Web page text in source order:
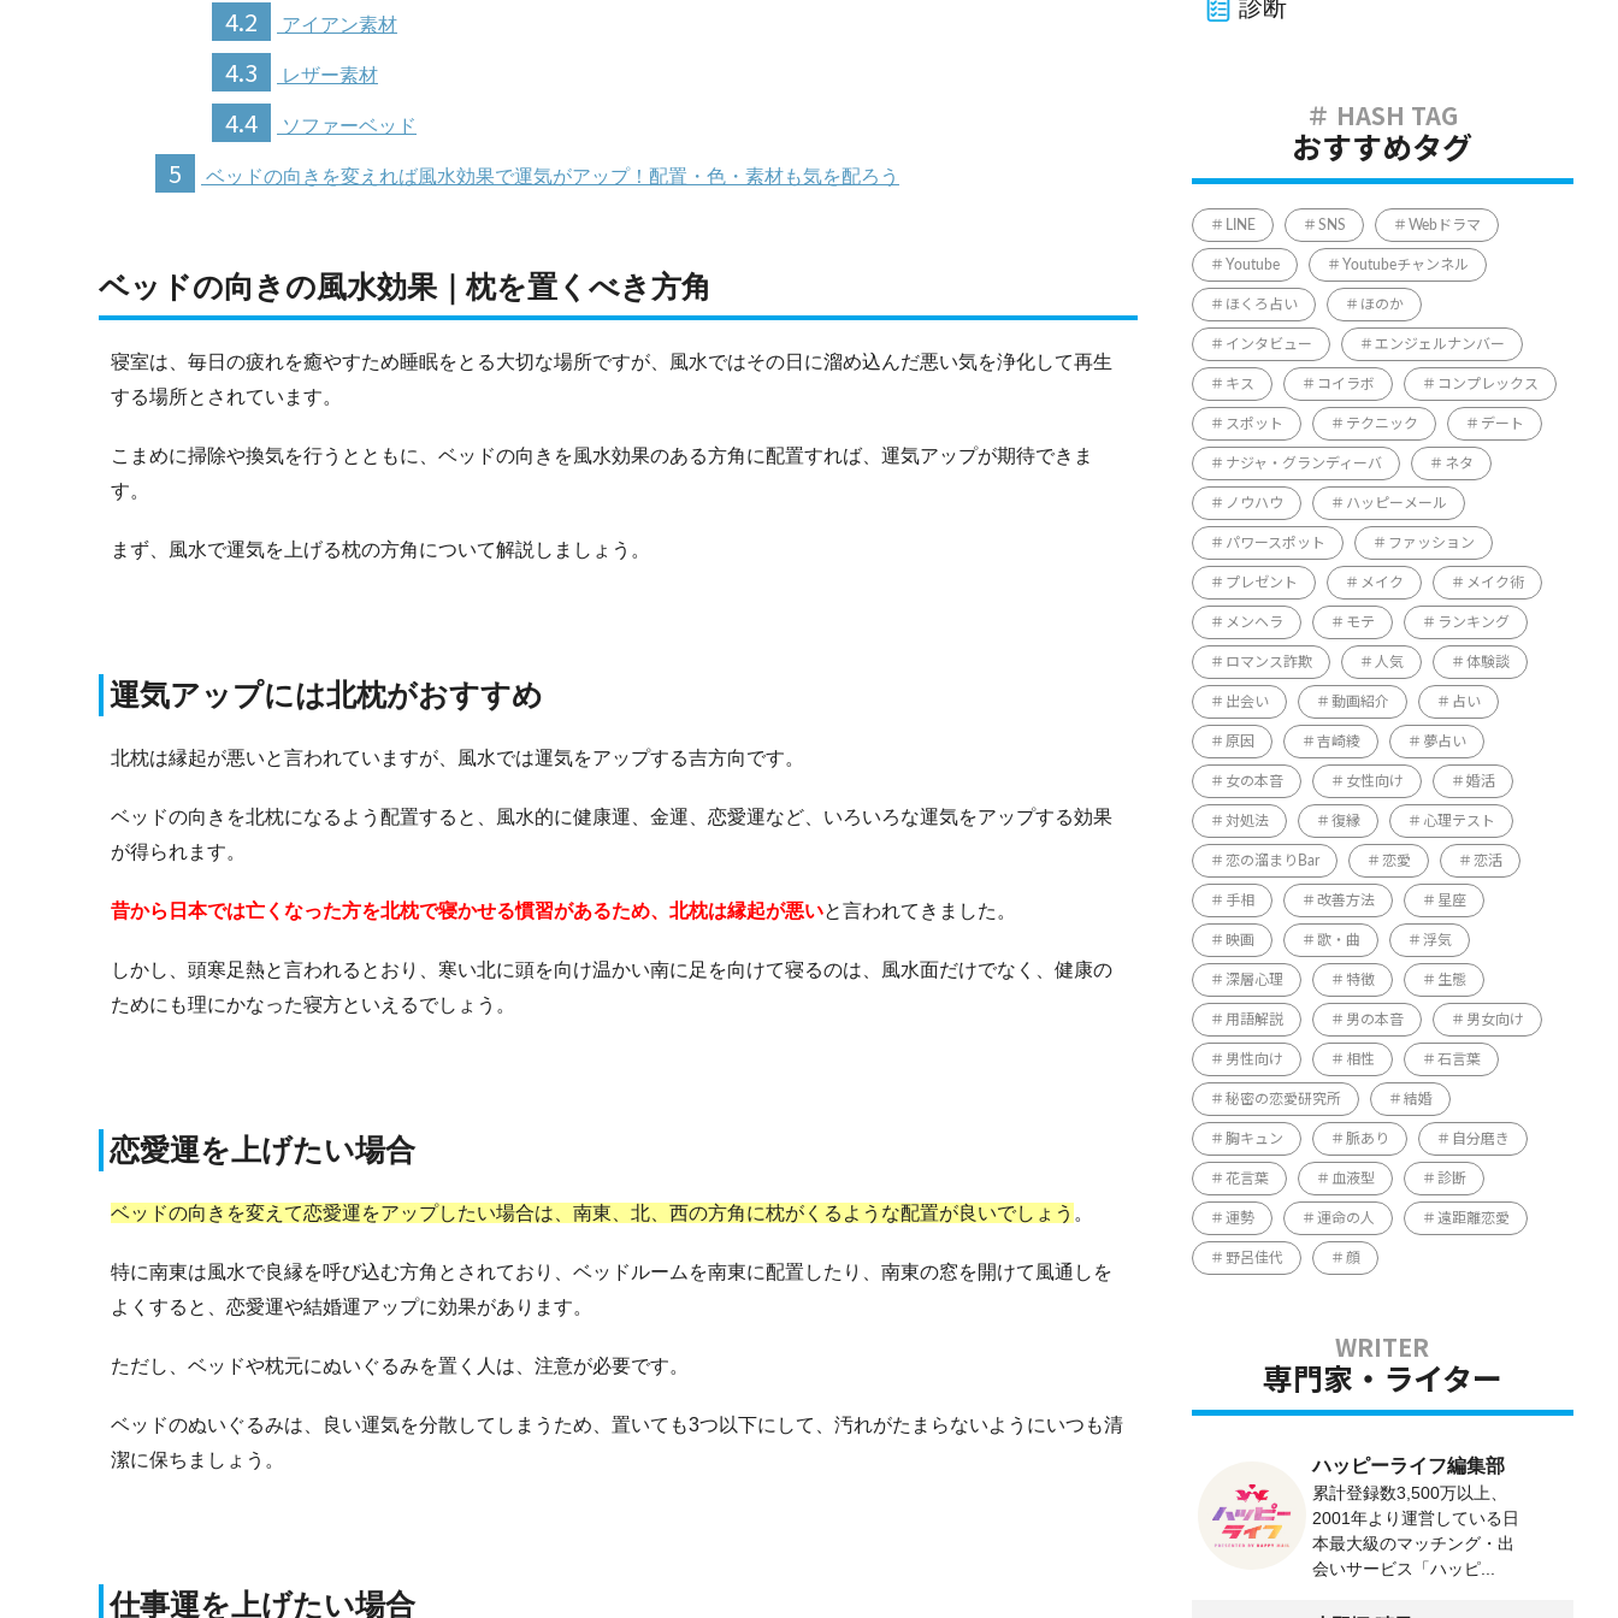
4.2 アイアン素材
4.3 レザー素材
4.4 ソファーベッド
5 ベッドの向きを変えれば風水効果で運気がアップ！配置・色・素材も気を配ろう
ベッドの向きの風水効果｜枕を置くべき方角
寝室は、毎日の疲れを癒やすため睡眠をとる大切な場所ですが、風水ではその日に溜め込んだ悪い気を浄化して再生
する場所とされています。
こまめに掃除や換気を行うとともに、ベッドの向きを風水効果のある方角に配置すれば、運気アップが期待できま
す。
まず、風水で運気を上げる枕の方角について解説しましょう。
運気アップには北枕がおすすめ
北枕は縁起が悪いと言われていますが、風水では運気をアップする吉方向です。
ベッドの向きを北枕になるよう配置すると、風水的に健康運、金運、恋愛運など、いろいろな運気をアップする効果
が得られます。
昔から日本では亡くなった方を北枕で寝かせる慣習があるため、北枕は縁起が悪いと言われてきました。
しかし、頭寒足熱と言われるとおり、寒い北に頭を向け温かい南に足を向けて寝るのは、風水面だけでなく、健康の
ためにも理にかなった寝方といえるでしょう。
恋愛運を上げたい場合
ベッドの向きを変えて恋愛運をアップしたい場合は、南東、北、西の方角に枕がくるような配置が良いでしょう 。
特に南東は風水で良縁を呼び込む方角とされており、ベッドルームを南東に配置したり、南東の窓を開けて風通しを
よくすると、恋愛運や結婚運アップに効果があります。
ただし、ベッドや枕元にぬいぐるみを置く人は、注意が必要です。
ベッドのぬいぐるみは、良い運気を分散してしまうため、置いても3つ以下にして、汚れがたまらないようにいつも清
潔に保ちましょう。
仕事運を上げたい場合
診断
おすすめタグ
LINE SNS Webドラマ
Youtube Youtubeチャンネル
ほくろ占い ほのか
インタビュー エンジェルナンバー
キス コイラボ コンプレックス
スポット テクニック デート
ナジャ・グランディーバ ネタ
ノウハウ ハッピーメール
パワースポット ファッション
プレゼント メイク メイク術
メンヘラ モテ ランキング
ロマンス詐欺 人気 体験談
出会い 動画紹介 占い
原因 吉崎綾 夢占い
女の本音 女性向け 婚活
対処法 復縁 心理テスト
恋の溜まりBar 恋愛 恋活
手相 改善方法 星座
映画 歌・曲 浮気
深層心理 特徴 生態
用語解説 男の本音 男女向け
男性向け 相性 石言葉
秘密の恋愛研究所 結婚
胸キュン 脈あり 自分磨き
花言葉 血液型 診断
運勢 運命の人 遠距離恋愛
野呂佳代 顔
専門家・ライター
ハッピーライフ編集部
累計登録数3,500万以上、
2001年より運営している日
本最大級のマッチング・出
会いサービス「ハッピ...